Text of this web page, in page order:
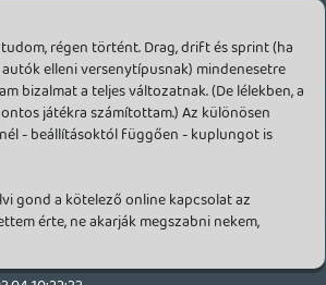
régen történt. Drag, drift és sprint (ha
elleni versenytípusnak) mindenesetre
bizalmat a teljes változatnak. (De lélekben, a
játékra számítottam.) Az különösen
- beállításoktól függően - kuplungot is
gond a kötelező online kapcsolat az
érte, ne akarják megszabni nekem,